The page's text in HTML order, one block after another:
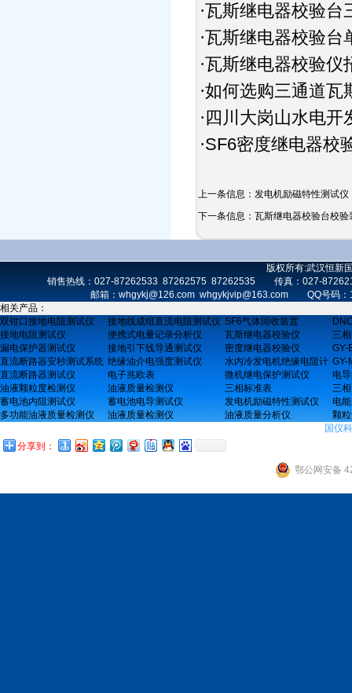
·瓦斯继电器校验台
·瓦斯继电器校验台
·瓦斯继电器校验仪
·如何选购三通道瓦
·四川大岗山水电开
·SF6密度继电器校
上一条信息：发电机励磁特性测试仪
下一条信息：瓦斯继电器校验台校验
版权所有:武汉恒新
销售热线：027-87262533 87262575 87262535 传真：027-
邮箱：whgykj@126.com whgykjvip@163.com QQ号码
相关产品：
双钳口接地电阻测试仪
接地线成组直流电阻测试仪 SF6气体回收装置
接地电阻测试仪
便携式电量记录分析仪 瓦斯继电器校验仪
三
漏电保护器测试仪
接地引下线导通测试仪 密度继电器校验仪
GY-
直流断路器安秒测试系统 绝缘油介电强度测试仪 水内冷发电机绝缘电阻计 GY-
直流断路器测试仪
电子兆欧表 微机继电保护测试仪
电
油液颗粒度检测仪
油液质量检测仪 三相标准表
三
蓄电池内阻测试仪
蓄电池电导测试仪 发电机励磁特性测试仪
电
多功能油液质量检测仪
油液质量检测仪 油液质量分析仪
颗
国仪
分享到：
鄂公网安备